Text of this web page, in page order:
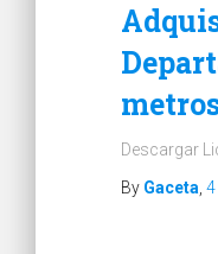
Descargar
By Gaceta